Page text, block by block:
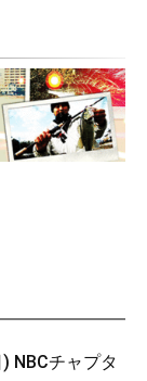
NBCチャプタ